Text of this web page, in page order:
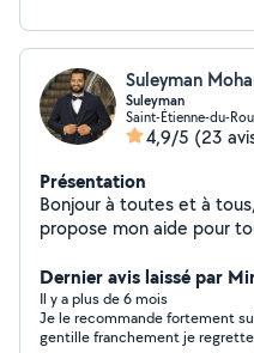
Suleyman
Suleyman
Saint-Étienne-du-
4,9/5 (23
Présentation
Bonjour à toutes et à
propose mon aide pour tout ce qui
Smartphones ( Écrans, Batteries,
Livraisons de courses - Assemblage de meubles en tout
genre - Assemblage de dressing - Pose
éclairage sur murs ou
Dernier avis laissé par
Il y a plus de 6 mois
Je le recommande fortement
gentille franchement je regrette